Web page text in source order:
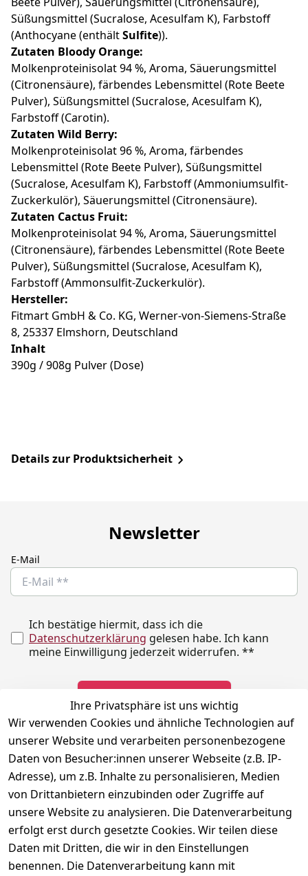
Süßungsmittel (Sucralose, Acesulfam K), Farbstoff
(Anthocyane (enthältSulfite)).
Zutaten Bloody Orange:
Molkenproteinisolat 94 %, Aroma, Säuerungsmittel
(Citronensäure), färbendes Lebensmittel (Rote Beete
Pulver), Süßungsmittel (Sucralose, Acesulfam K),
Farbstoff (Carotin).
Zutaten Wild Berry:
Molkenproteinisolat 96 %, Aroma, färbendes
Lebensmittel (Rote Beete Pulver), Süßungsmittel
(Sucralose, Acesulfam K), Farbstoff (Ammoniumsulﬁt-
Zuckerkulör), Säuerungsmittel (Citronensäure).
Zutaten Cactus Fruit:
Molkenproteinisolat 94 %, Aroma, Säuerungsmittel
(Citronensäure), färbendes Lebensmittel (Rote Beete
Pulver), Süßungsmittel (Sucralose, Acesulfam K),
Farbstoff (Ammonsulfit-Zuckerkulör).
Hersteller:
Fitmart GmbH & Co. KG, Werner-von-Siemens-Straße
8, 25337 Elmshorn, Deutschland
Inhalt
390g / 908g Pulver (Dose)
Details zur Produktsicherheit
Newsletter
E-Mail
Ich bestätige hiermit, dass ich die
Datenschutzerklärung gelesen habe. Ich kann
meine Einwilligung jederzeit widerrufen. **
** markierte Felder sind erforderlich
Ihre Privatsphäre ist uns wichtig
Wir verwenden Cookies und ähnliche Technologien auf
unserer Website und verarbeiten personenbezogene
Daten von Besucher:innen unserer Webseite (z.B. IP-
Adresse), um z.B. Inhalte zu personalisieren, Medien
von Drittanbietern einzubinden oder Zugriffe auf
unsere Website zu analysieren. Die Datenverarbeitung
erfolgt erst durch gesetzte Cookies. Wir teilen diese
Daten mit Dritten, die wir in den Einstellungen
benennen. Die Datenverarbeitung kann mit
Rechtliches
Impressum
Datenschutzerklär
ung
Kontakt
Telefonische
Unterstützung
und Beratung
unter:
Social
Instagram